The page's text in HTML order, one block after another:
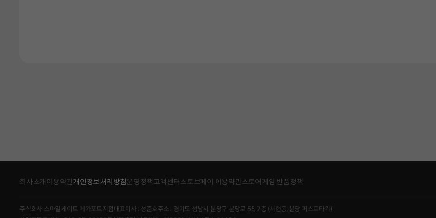
회사소개이용약관개인정보처리방침 운영정책고객센터스토브페이 이용약관스토어게임 반품정책
주식회사 스마일게이트 메가포트지점대표이사 : 성준호주소 : 경기도 성남시 분당구 분당로 55, 7층 (서현동, 분당 퍼스트타워)